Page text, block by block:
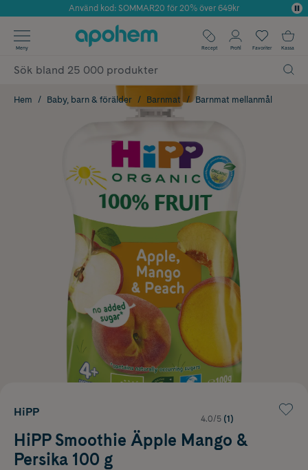
Årets Butik 2025 inom Skönhet
Använd kod: SOMMAR20 för 20% över 649kr
✓ Fri frakt
✓ Poäng på alla köp*
Meny Recept Profil Favoriter Kassa
Hem Baby, barn & förälder Barnmat Barnmat mellanmål
HiPP
4.0/5 (1)
HiPP Smoothie Äpple Mango &
Persika 100 g